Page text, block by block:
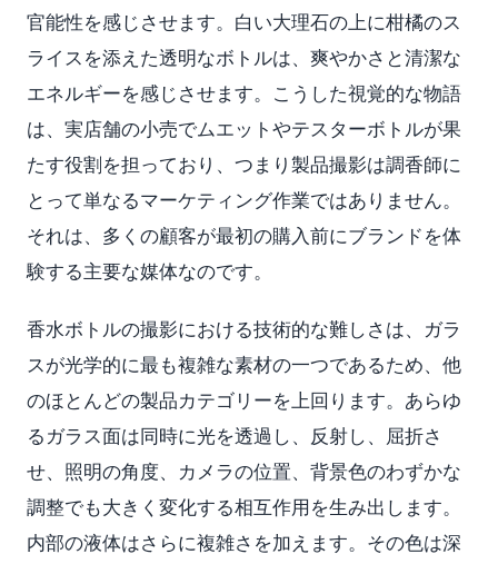
官能性を感じさせます。白い大理石の上に柑橘のス
ライスを添えた透明なボトルは、爽やかさと清潔な
エネルギーを感じさせます。こうした視覚的な物語
は、実店舗の小売でムエットやテスターボトルが果
たす役割を担っており、つまり製品撮影は調香師に
とって単なるマーケティング作業ではありません。
それは、多くの顧客が最初の購入前にブランドを体
験する主要な媒体なのです。
香水ボトルの撮影における技術的な難しさは、ガラ
スが光学的に最も複雑な素材の一つであるため、他
のほとんどの製品カテゴリーを上回ります。あらゆ
るガラス面は同時に光を透過し、反射し、屈折さ
せ、照明の角度、カメラの位置、背景色のわずかな
調整でも大きく変化する相互作用を生み出します。
内部の液体はさらに複雑さを加えます。その色は深